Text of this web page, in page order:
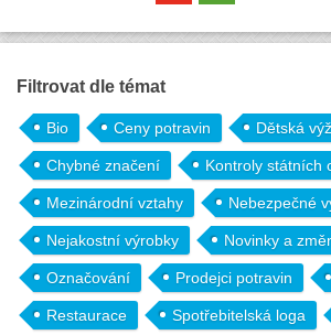
Filtrovat dle témat
Bio Ceny potravin Dětská
Chybné značení Kontroly státních
Mezinárodní vztahy Nebezpečné
Nejakostní výrobky Novinky a
Označování Prodejci potravin
Restaurace Spotřebitelská loga